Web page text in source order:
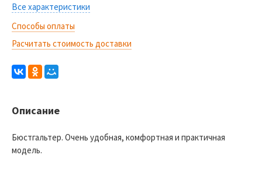
Все характеристики
Способы оплаты
Расчитать стоимость доставки
Описание
Бюстгальтер. Очень удобная, комфортная и практичная
модель.